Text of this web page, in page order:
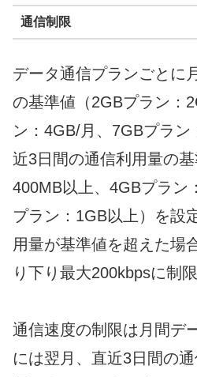
通信制限
データ通信プランごとに
の基準値（2GBプラン：
ン：4GB/月、7GBプラ
近3日間の通信利用量の基
400MB以上、4GBプラン
プラン：1GB以上）を設
用量が基準値を超えた場
り下り最大200kbpsに制
通信速度の制限は月間デ
には翌月、直近3日間の